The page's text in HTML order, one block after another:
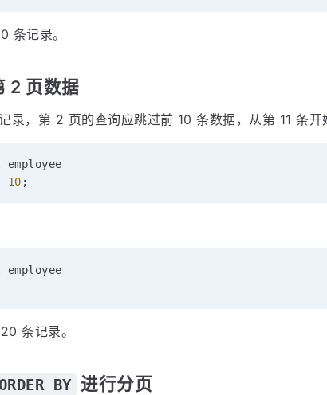
条记录。
2 页数据
录，第 2 页的查询应跳过前 10 条数据，从第 11 条开
10 ;
条记录。
ORDER BY 进行分页